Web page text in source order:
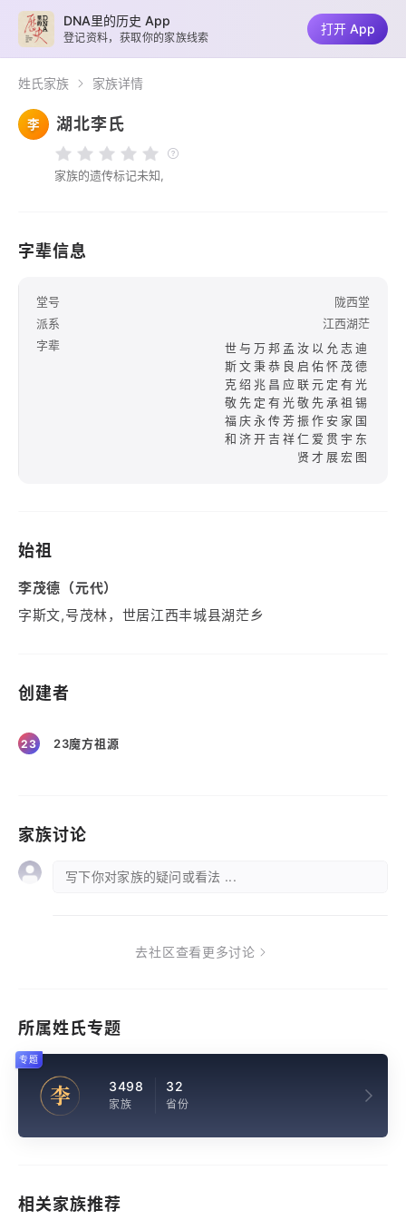
姓氏家族 家族详情
李 湖北李氏
家族的遗传标记未知,
字辈信息
堂号
陇西堂
派系
江西湖茫
字辈
世与万邦孟汝以允志迪
斯文秉恭良启佑怀茂德
克绍兆昌应联元定有光
敬先定有光敬先承祖锡
福庆永传芳振作安家国
和济开吉祥仁爱贯宇东
贤才展宏图
始祖
李茂德（元代）
字斯文,号茂林，世居江西丰城县湖茫乡
创建者
23 23魔方祖源
家族讨论
写下你对家族的疑问或看法 ...
去社区查看更多讨论
所属姓氏专题
李 3498
家族
32
省份
专题
相关家族推荐
DNA里的历史 App
登记资料，获取你的家族线索
打开 App